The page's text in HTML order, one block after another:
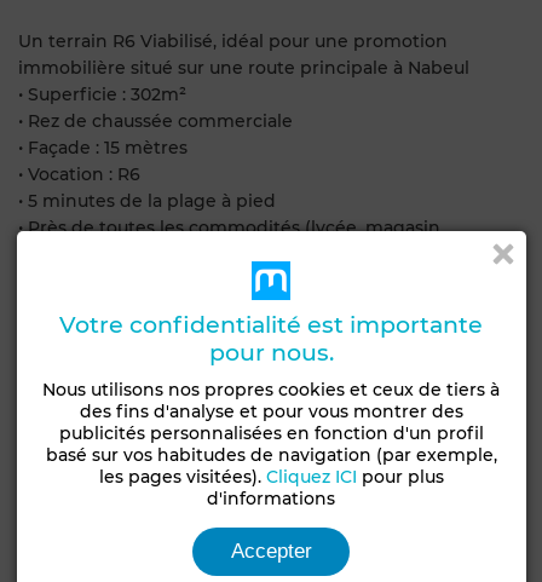
Un terrain R6 Viabilisé, idéal pour une promotion
immobilière situé sur une route principale à Nabeul
• Superficie : 302m²
• Rez de chaussée commerciale
• Façade : 15 mètres
• Vocation : R6
• 5 minutes de la plage à pied
• Près de toutes les commodités (lycée, magasin,
• Prix : 700.000 TND
Caractéristiques générales
Type de bien
Type de terrain
Commercial,
Groupement
d'habitation
Livraison
Votre confidentialité est importante
pour nous.
Nous utilisons nos propres cookies et ceux de tiers à
des fins d'analyse et pour vous montrer des
publicités personnalisées en fonction d'un profil
basé sur vos habitudes de navigation (par exemple,
les pages visitées). Cliquez ICI pour plus
d'informations
Accepter